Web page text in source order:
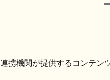
連携機関が提供するコンテン